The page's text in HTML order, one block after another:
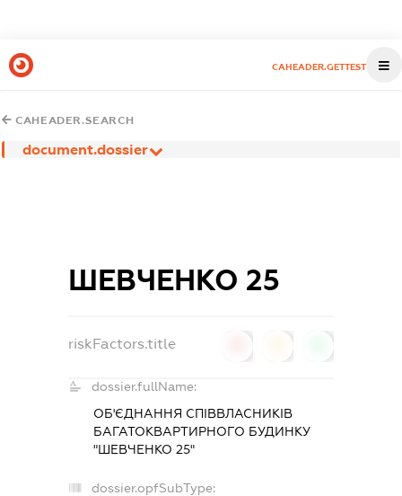
CAHEADER.GETTEST
CAHEADER.SEARCH
document.dossier
ШЕВЧЕНКО 25
riskFactors.title
dossier.fullName:
ОБ'ЄДНАННЯ СПІВВЛАСНИКІВ
БАГАТОКВАРТИРНОГО БУДИНКУ
"ШЕВЧЕНКО 25"
dossier.opfSubType: